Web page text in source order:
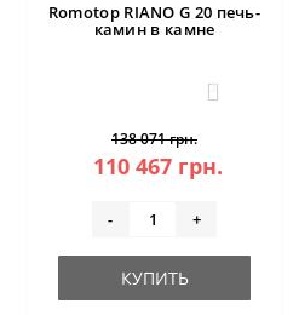
Romotop RIANO G 20 печь-
камин в камне
3
138 071 грн.
110 467 грн.
- +
КУПИТЬ